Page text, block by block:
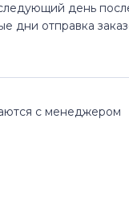
день
дни отправка
с менеджером